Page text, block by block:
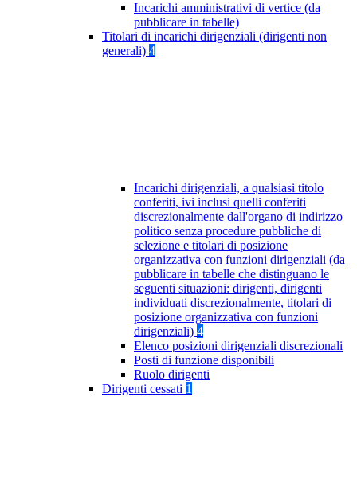
Incarichi amministrativi di vertice (da
pubblicare in tabelle)
Titolari di incarichi dirigenziali (dirigenti non
generali) 4
Incarichi dirigenziali, a qualsiasi titolo
conferiti, ivi inclusi quelli conferiti
discrezionalmente dall'organo di indirizzo
politico senza procedure pubbliche di
selezione e titolari di posizione
organizzativa con funzioni dirigenziali (da
pubblicare in tabelle che distinguano le
seguenti situazioni: dirigenti, dirigenti
individuati discrezionalmente, titolari di
posizione organizzativa con funzioni
dirigenziali) 4
Elenco posizioni dirigenziali discrezionali
Posti di funzione disponibili
Ruolo dirigenti
Dirigenti cessati 1